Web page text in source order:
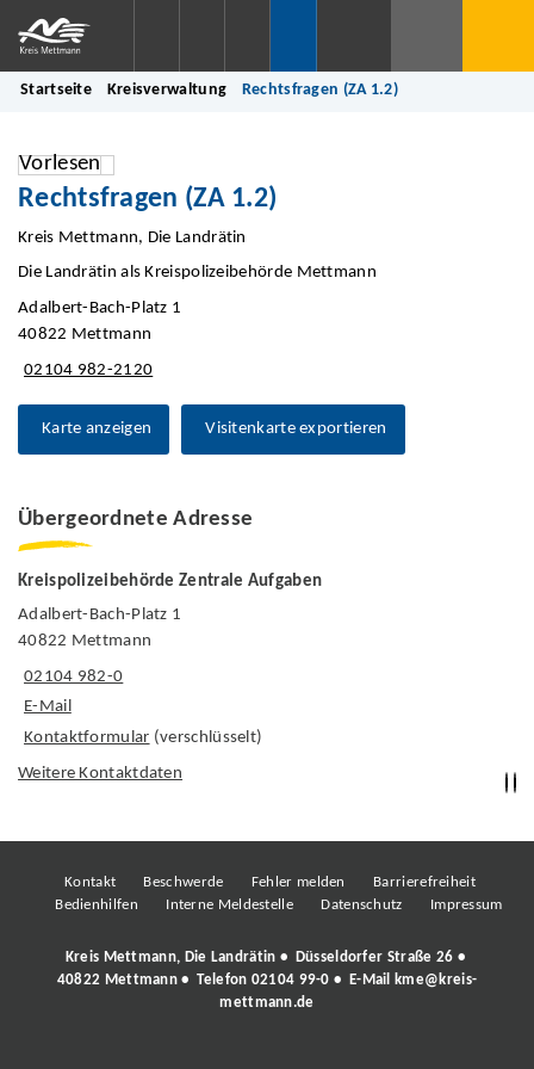
Startseite Kreisverwaltung Rechtsfragen (ZA 1.2)
Vorlesen
Rechtsfragen (ZA 1.2)
Kreis Mettmann, Die Landrätin
Die Landrätin als Kreispolizeibehörde Mettmann
Adalbert-Bach-Platz 1
40822 Mettmann
02104 982-2120
Karte anzeigen Visitenkarte exportieren
Übergeordnete Adresse
Kreispolizeibehörde Zentrale Aufgaben
Adalbert-Bach-Platz 1
40822 Mettmann
02104 982-0
E-Mail
Kontaktformular (verschlüsselt)
Weitere Kontaktdaten
Kontakt Beschwerde Fehler melden
Barrierefreiheit
Bedienhilfen
Interne Meldestelle Datenschutz Impressum
Kreis Mettmann, Die Landrätin • Düsseldorfer Straße 26 •
40822 Mettmann • Telefon 02104 99-0 • E-Mail
kme@kreis-
mettmann.de